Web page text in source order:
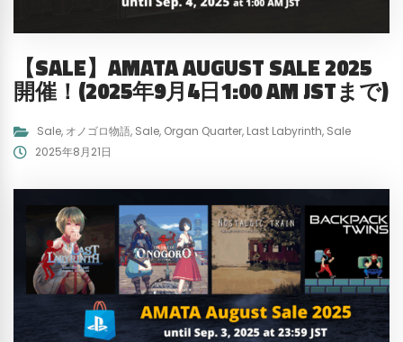
【SALE】AMATA AUGUST SALE 2025
開催！(2025年9月4日1:00 AM JSTまで)
Sale, オノゴロ物語, Sale, Organ Quarter, Last Labyrinth, Sale
2025年8月21日